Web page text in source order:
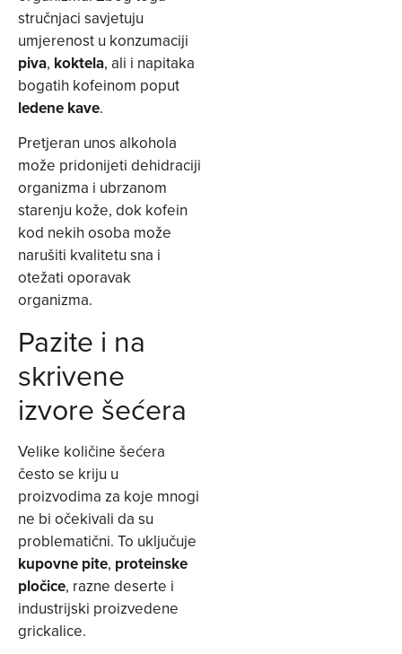
stručnjaci savjetuju
umjerenost u konzumaciji
piva, koktela, ali i napitaka
bogatih kofeinom poput
ledene kave.
Pretjeran unos alkohola
može pridonijeti dehidraciji
organizma i ubrzanom
starenju kože, dok kofein
kod nekih osoba može
narušiti kvalitetu sna i
otežati oporavak
organizma.
Pazite i na
skrivene
izvore šećera
Velike količine šećera
često se kriju u
proizvodima za koje mnogi
ne bi očekivali da su
problematični. To uključuje
kupovne pite, proteinske
pločice, razne deserte i
industrijski proizvedene
grickalice.